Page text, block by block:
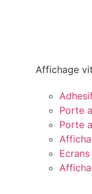
Affichage
Porte
Porte
Ecrans